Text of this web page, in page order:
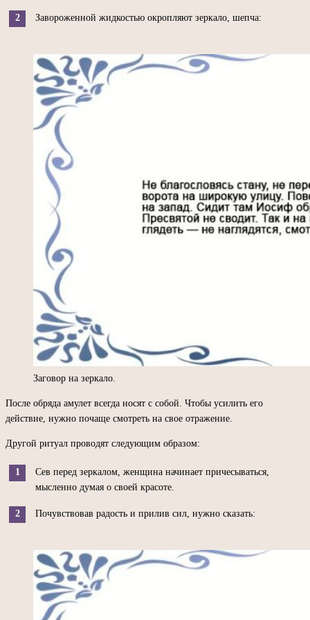
Завороженной жидкостью окропляют зеркало, шепча:
Заговор на зеркало.
После обряда амулет всегда носят с собой. Чтобы усилить его
действие, нужно почаще смотреть на свое отражение.
Другой ритуал проводят следующим образом:
Сев перед зеркалом, женщина начинает причесываться,
мысленно думая о своей красоте.
Почувствовав радость и прилив сил, нужно сказать: